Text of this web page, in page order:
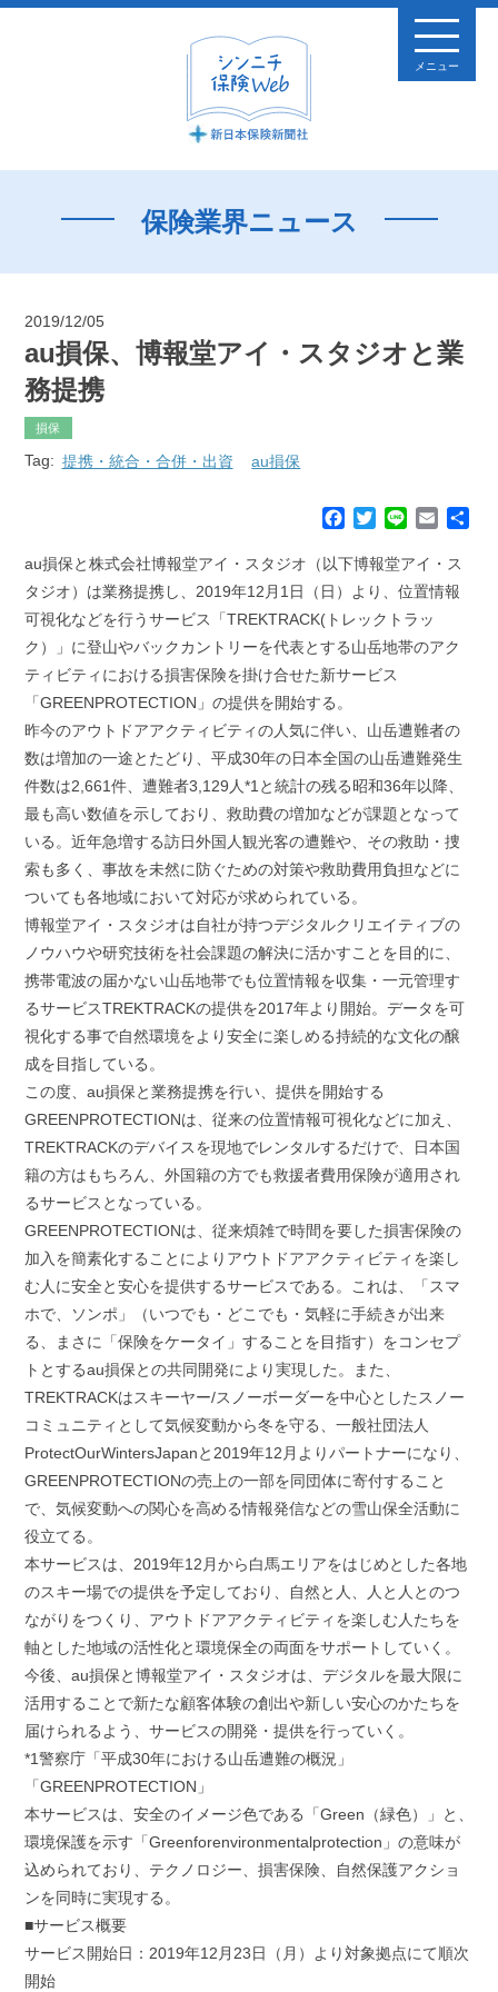
メニュー
保険業界ニュース
2019/12/05
au損保、博報堂アイ・スタジオと業
務提携
損保
Tag: 提携・統合・合併・出資 au損保
c
o
o
k
T
i
t
e
r
n
e
E
a
i
au損保と株式会社博報堂アイ・スタジオ（以下博報堂アイ・ス
タジオ）は業務提携し、2019年12月1日（日）より、位置情報
可視化などを行うサービス「TREKTRACK(トレックトラッ
ク）」に登山やバックカントリーを代表とする山岳地帯のアク
ティビティにおける損害保険を掛け合せた新サービス
「GREENPROTECTION」の提供を開始する。
昨今のアウトドアアクティビティの人気に伴い、山岳遭難者の
数は増加の一途とたどり、平成30年の日本全国の山岳遭難発生
件数は2,661件、遭難者3,129人*1と統計の残る昭和36年以降、
最も高い数値を示しており、救助費の増加などが課題となって
いる。近年急増する訪日外国人観光客の遭難や、その救助・捜
索も多く、事故を未然に防ぐための対策や救助費用負担などに
ついても各地域において対応が求められている。
博報堂アイ・スタジオは自社が持つデジタルクリエイティブの
ノウハウや研究技術を社会課題の解決に活かすことを目的に、
携帯電波の届かない山岳地帯でも位置情報を収集・一元管理す
るサービスTREKTRACKの提供を2017年より開始。データを可
視化する事で自然環境をより安全に楽しめる持続的な文化の醸
成を目指している。
この度、au損保と業務提携を行い、提供を開始する
GREENPROTECTIONは、従来の位置情報可視化などに加え、
TREKTRACKのデバイスを現地でレンタルするだけで、日本国
籍の方はもちろん、外国籍の方でも救援者費用保険が適用され
るサービスとなっている。
GREENPROTECTIONは、従来煩雑で時間を要した損害保険の
加入を簡素化することによりアウトドアアクティビティを楽し
む人に安全と安心を提供するサービスである。これは、「スマ
ホで、ソンポ」（いつでも・どこでも・気軽に手続きが出来
る、まさに「保険をケータイ」することを目指す）をコンセプ
トとするau損保との共同開発により実現した。また、
TREKTRACKはスキーヤー/スノーボーダーを中心としたスノー
コミュニティとして気候変動から冬を守る、一般社団法人
ProtectOurWintersJapanと2019年12月よりパートナーになり、
GREENPROTECTIONの売上の一部を同団体に寄付すること
で、気候変動への関心を高める情報発信などの雪山保全活動に
役立てる。
本サービスは、2019年12月から白馬エリアをはじめとした各地
のスキー場での提供を予定しており、自然と人、人と人とのつ
ながりをつくり、アウトドアアクティビティを楽しむ人たちを
軸とした地域の活性化と環境保全の両面をサポートしていく。
今後、au損保と博報堂アイ・スタジオは、デジタルを最大限に
活用することで新たな顧客体験の創出や新しい安心のかたちを
届けられるよう、サービスの開発・提供を行っていく。
*1警察庁「平成30年における山岳遭難の概況」
「GREENPROTECTION」
本サービスは、安全のイメージ色である「Green（緑色）」と、
環境保護を示す「Greenforenvironmentalprotection」の意味が
込められており、テクノロジー、損害保険、自然保護アクショ
ンを同時に実現する。
■サービス概要
サービス開始日：2019年12月23日（月）より対象拠点にて順次
開始